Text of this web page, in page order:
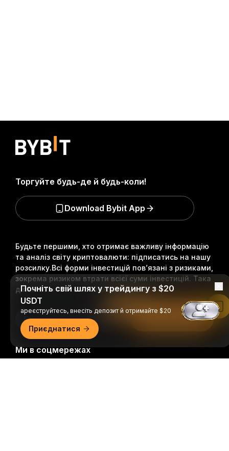
Будьте першими, хто отримає важливу інформацію
та аналіз світу криптовалюти: підписатись на нашу
розсилку.Всі форми інвестицій пов’язані з ризиками,
зокрема ризиком втрати всієї суми інвестицій. Така
діяльність може не підходити всім.
Підписатися
Ми в соцмережах
Торгуйте будь-де й будь-коли!
Download Bybit App
Почніть свій шлях у трейдингу з $20
USDT
ареєструйтесь, внесіть депозит й отримайте $20
Приєднатися
Читати в застосунку Bybit